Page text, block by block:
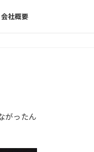
会社概要
がったん